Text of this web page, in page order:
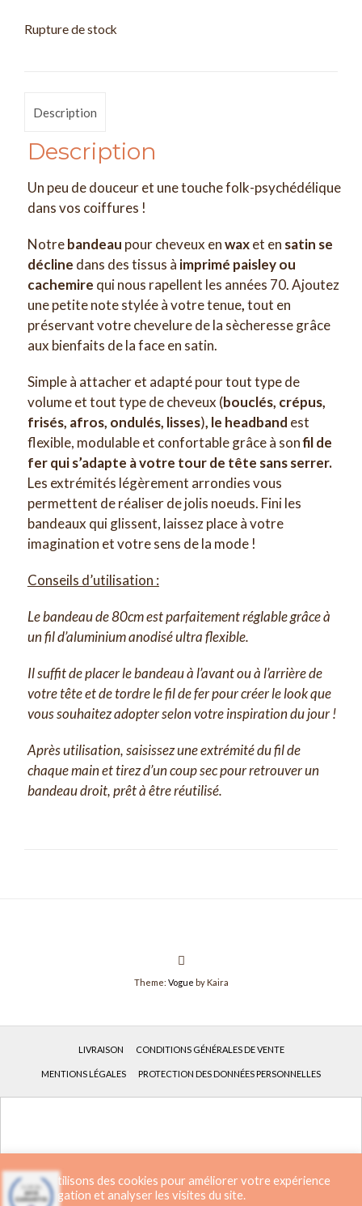
Rupture de stock
Description
Description
Un peu de douceur et une touche folk-psychédélique
dans vos coiffures !
Notrebandeau pour cheveux enwaxet en satin se
décline dans des tissus à imprimé paisley ou
cachemire qui nous rapellent les années 70. Ajoutez
une petite note stylée à votre tenue,tout en
préservant votre chevelure de la sècheresse grâce
aux bienfaits de la face en satin.
Simple à attacher et adapté pour tout type de
volume et tout type de cheveux (bouclés, crépus,
frisés, afros, ondulés, lisses), le headband est
flexible, modulable et confortable grâce à sonfil de
fer qui s’adapte à votre tour de tête sans serrer.
Les extrémités légèrement arrondies vous
permettent de réaliser de jolis noeuds. Fini les
bandeaux qui glissent, laissez place à votre
imagination et votre sens de la mode !
Conseils d’utilisation :
Le bandeau de 80cm est parfaitement réglable grâce à
un fil d’aluminium anodisé ultra flexible.
Il suffit de placer le bandeau à l’avant ou à l’arrière de
votre tête et de tordre le fil de fer pour créer le look que
vous souhaitez adopter selon votre inspiration du jour !
Après utilisation, saisissez une extrémité du fil de
chaque main et tirez d’un coup sec pour retrouver un
bandeau droit, prêt à être réutilisé.
Theme: Vogue by Kaira
LIVRAISON CONDITIONS GÉNÉRALES DE VENTE
MENTIONS LÉGALES PROTECTION DES DONNÉES PERSONNELLES
Nous utilisons des cookies pour améliorer votre expérience
de navigation et analyser les visites du site.